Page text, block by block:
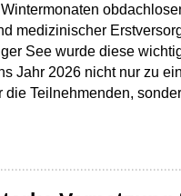
medizinischer
See wurde diese
Jahr 2026 nicht nur zu
Teilnehmenden,